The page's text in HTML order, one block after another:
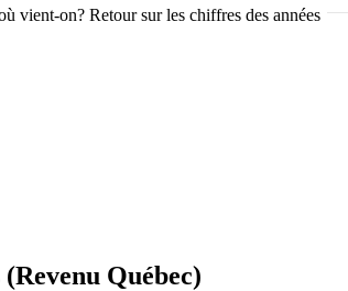
vient-on? Retour sur les chiffres des années
Québec)